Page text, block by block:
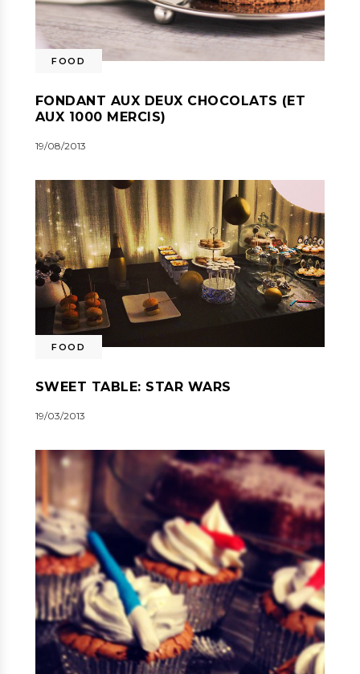
FOOD
FONDANT AUX DEUX CHOCOLATS (ET
AUX 1000 MERCIS)
19/08/2013
FOOD
SWEET TABLE: STAR WARS
19/03/2013